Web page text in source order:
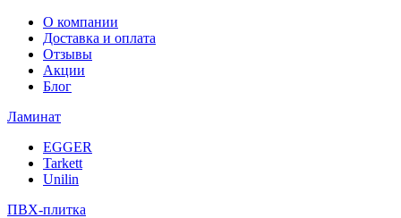
О компании
Доставка и оплата
Отзывы
Акции
Блог
Ламинат
EGGER
Tarkett
Unilin
ПВХ-плитка